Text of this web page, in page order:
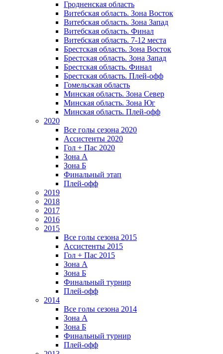
Гродненская область
Витебская область. Зона Восток
Витебская область. Зона Запад
Витебская область. Финал
Витебская область. 7-12 места
Брестская область. Зона Восток
Брестская область. Зона Запад
Брестская область. Финал
Брестская область. Плей-офф
Гомельская область
Минская область. Зона Север
Минская область. Зона Юг
Минская область. Плей-офф
2020
Все голы сезона 2020
Ассистенты 2020
Гол + Пас 2020
Зона А
Зона Б
Финальный этап
Плей-офф
2019
2018
2017
2016
2015
Все голы сезона 2015
Ассистенты 2015
Гол + Пас 2015
Зона А
Зона Б
Финальный турнир
Плей-офф
2014
Все голы сезона 2014
Зона А
Зона Б
Финальный турнир
Плей-офф